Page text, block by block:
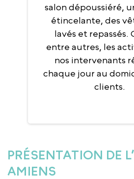
salon dépoussiéré,
étincelante, des
lavés et repassés.
entre autres, les
nos intervenants
chaque jour au
clients.
PRÉSENTATION DE
AMIENS